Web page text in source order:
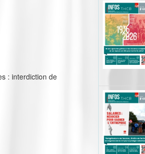
: interdiction de